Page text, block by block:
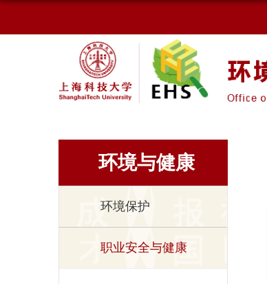
环境与健康
环境保护
职业安全与健康